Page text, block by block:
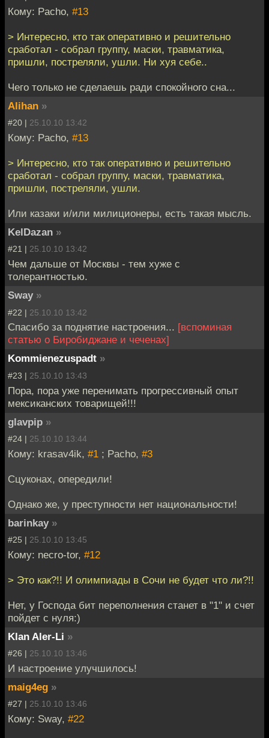
Кому: Pacho, #13
> Интересно, кто так оперативно и решительно
сработал - собрал группу, маски, травматика,
пришли, постреляли, ушли. Ни хуя себе..
Чего только не сделаешь ради спокойного сна...
Alihan »
#20 | 25.10.10 13:42
Кому: Pacho, #13
> Интересно, кто так оперативно и решительно
сработал - собрал группу, маски, травматика,
пришли, постреляли, ушли.
Или казаки и/или милиционеры, есть такая мысль.
KelDazan »
#21 | 25.10.10 13:42
Чем дальше от Москвы - тем хуже с
толерантностью.
Sway »
#22 | 25.10.10 13:42
Спасибо за поднятие настроения... [вспоминая
статью о Биробиджане и чеченах]
Kommienezuspadt »
#23 | 25.10.10 13:43
Пора, пора уже перенимать прогрессивный опыт
мексиканских товарищей!!!
glavpip »
#24 | 25.10.10 13:44
Кому: krasav4ik, #1 ; Pacho, #3
Сцуконах, опередили!
Однако же, у преступности нет национальности!
barinkay »
#25 | 25.10.10 13:45
Кому: necro-tor, #12
> Это как?!! И олимпиады в Сочи не будет что ли?!!
Нет, у Господа бит переполнения станет в "1" и счет
пойдет с нуля:)
Klan Aler-Li »
#26 | 25.10.10 13:46
И настроение улучшилось!
maig4eg »
#27 | 25.10.10 13:46
Кому: Sway, #22